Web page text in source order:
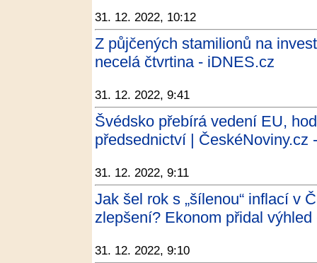
31. 12. 2022, 10:12
Z půjčených stamilionů na
necelá čtvrtina - iDNES.cz
31. 12. 2022, 9:41
Švédsko přebírá vedení EU,
předsednictví | ČeskéNoviny.cz
31. 12. 2022, 9:11
Jak šel rok s „šílenou“ inflací v
zlepšení? Ekonom přidal výhled
31. 12. 2022, 9:10